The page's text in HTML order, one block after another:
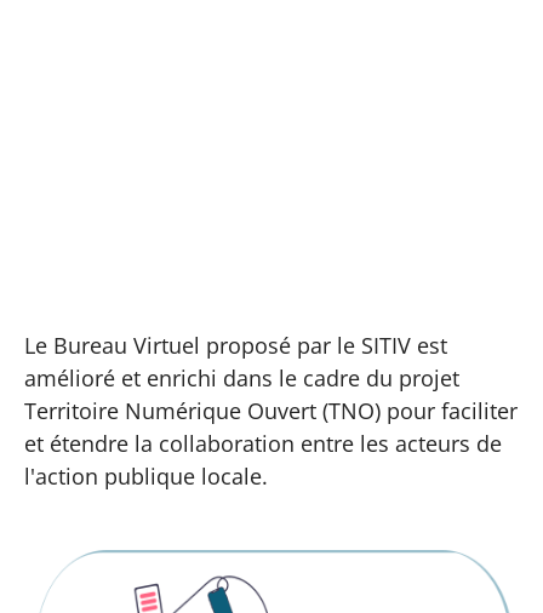
Le Bureau Virtuel proposé par le SITIV est
amélioré et enrichi dans le cadre du projet
Territoire Numérique Ouvert (TNO) pour faciliter
et étendre la collaboration entre les acteurs de
l'action publique locale.